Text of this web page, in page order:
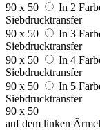
90 x 50
In 2
Siebdrucktransfer
90 x 50
In 3
Siebdrucktransfer
90 x 50
In 4
Siebdrucktransfer
90 x 50
In 5
Siebdrucktransfer
90 x 50
auf dem linken Ärmel